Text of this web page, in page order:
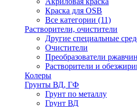
Краска для OSB
Все категории (11)
Растворители, очистители
Другие специальные
Очистители
Преобразователи
Растворители и
Колеры
Грунты ВД, ГФ
Грунт по металлу
Грунт ВД